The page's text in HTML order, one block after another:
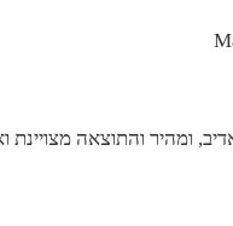
ומהיר והתוצאה מצויינת